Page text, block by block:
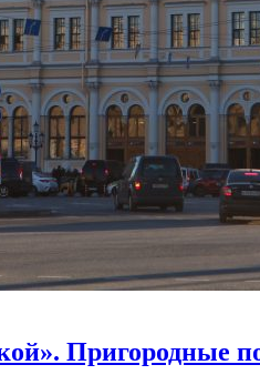
Пригородные